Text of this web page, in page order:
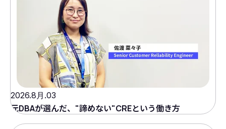
2026.8月.03
元DBAが選んだ、"諦めない"CREという働き方